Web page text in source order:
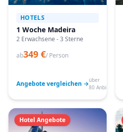
HOTELS
1 Woche Madeira
2 Erwachsene - 3 Sterne
ab349 €/ Person
Angebote vergleichen →über
80 Anbieter
Hotel Angebote